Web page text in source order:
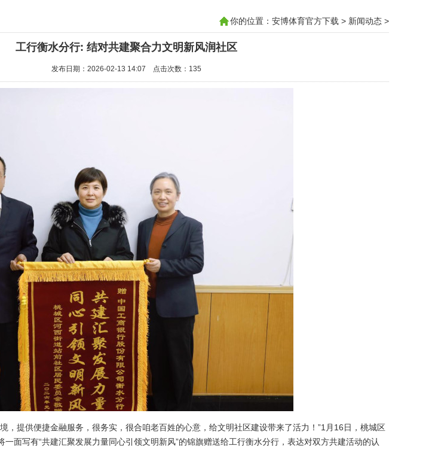
你的位置： 安博体育官方下载 > 新闻动态 >
工行衡水分行: 结对共建聚合力文明新风润社区
发布日期：2026-02-13 14:07 点击次数：135
，提供便捷金融服务，很务实，很合咱老百姓的心意，给文明社区建设带来了活力！”1月16日，桃城区
面写有“共建汇聚发展力量同心引领文明新风”的锦旗赠送给工行衡水分行，表达对双方共建活动的认